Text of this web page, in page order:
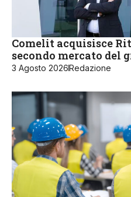
Comelit acquisisce
secondo mercato del
3 Agosto 2026Redazione